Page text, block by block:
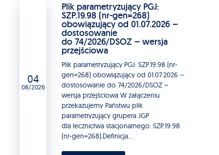
04
08/2026
Plik parametryzujący PGJ:
SZP.19.98 (nr-gen=268)
obowiązujący od 01.07.2026 –
dostosowanie
do 74/2026/DSOZ – wersja
przejściowa
Plik parametryzujący PGJ: SZP.19.98 (nr-
gen=268) obowiązujący od 01.07.2026 –
dostosowanie do 74/2026/DSOZ –
wersja przejściowa W załączeniu
przekazujemy Państwu plik
parametryzujący grupera JGP
dla lecznictwa stacjonarnego: SZP.19.98
(nr-gen=268).Definicja...